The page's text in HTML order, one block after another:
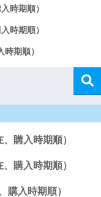
時期順）
時期順）
期順）
購入時期順）
購入時期順）
購入時期順）